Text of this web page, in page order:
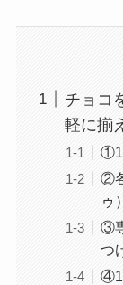
チョコ
軽に揃
②
ゥ
③
つ